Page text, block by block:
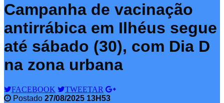
Campanha de vacinação
antirrábica em Ilhéus segue
até sábado (30), com Dia D
na zona urbana
FACEBOOK
TWEETAR
Postado 27/08/2025 13H53